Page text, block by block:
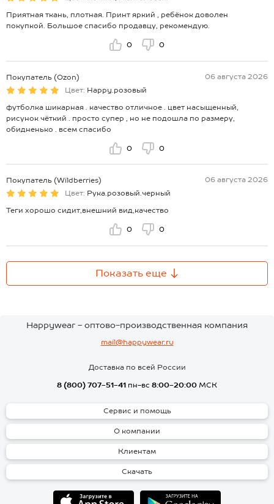
Приятная ткань, плотная. Принт яркий , ребёнок доволен
покупкой. Большое спасибо продавцу, рекомендую.
0 0
Покупатель (Ozon)
06 августа 2026
Цвет: Happy.розовый
футболка шикарная . качество отличное . цвет насыщенный,
рисунок чёткий . просто супер , но не подошла по размеру,
обидненько . всем спасибо
0 0
Покупатель (Wildberries)
06 августа 2026
Цвет: Рука.розовый.черный
Теги хорошо сидит,внешний вид,качество
0 0
Показать еще
Happywear - оптово-производственная компания
mail@happywear.ru
Доставка по всей России
8 (800) 707-51-41 пн-вс 8:00-20:00 МСК
Сервис и помощь
О компании
Клиентам
Скачать